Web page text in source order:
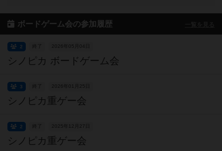
ボードゲーム会の参加履歴
シノピカ ボードゲーム会
終了 2026年05月04日
2
シノピカ重ゲー会
終了 2026年01月25日
3
シノピカ重ゲー会
終了 2025年12月27日
2